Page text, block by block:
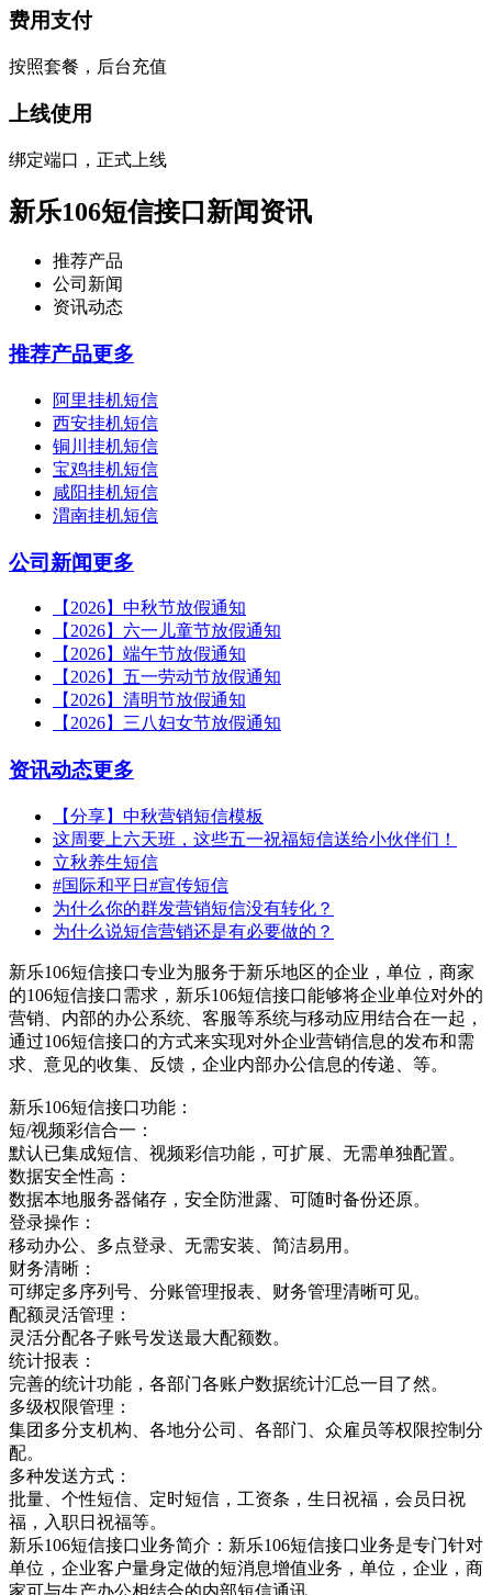
费用支付
按照套餐，后台充值
上线使用
绑定端口，正式上线
新乐106短信接口新闻资讯
推荐产品
公司新闻
资讯动态
推荐产品更多
阿里挂机短信
西安挂机短信
铜川挂机短信
宝鸡挂机短信
咸阳挂机短信
渭南挂机短信
公司新闻更多
【2026】中秋节放假通知
【2026】六一儿童节放假通知
【2026】端午节放假通知
【2026】五一劳动节放假通知
【2026】清明节放假通知
【2026】三八妇女节放假通知
资讯动态更多
【分享】中秋营销短信模板
这周要上六天班，这些五一祝福短信送给小伙伴们！
立秋养生短信
#国际和平日#宣传短信
为什么你的群发营销短信没有转化？
为什么说短信营销还是有必要做的？
新乐106短信接口专业为服务于新乐地区的企业，单位，商家
的106短信接口需求，新乐106短信接口能够将企业单位对外的
营销、内部的办公系统、客服等系统与移动应用结合在一起，
通过106短信接口的方式来实现对外企业营销信息的发布和需
求、意见的收集、反馈，企业内部办公信息的传递、等。
新乐106短信接口功能：
短/视频彩信合一：
默认已集成短信、视频彩信功能，可扩展、无需单独配置。
数据安全性高：
数据本地服务器储存，安全防泄露、可随时备份还原。
登录操作：
移动办公、多点登录、无需安装、简洁易用。
财务清晰：
可绑定多序列号、分账管理报表、财务管理清晰可见。
配额灵活管理：
灵活分配各子账号发送最大配额数。
统计报表：
完善的统计功能，各部门各账户数据统计汇总一目了然。
多级权限管理：
集团多分支机构、各地分公司、各部门、众雇员等权限控制分
配。
多种发送方式：
批量、个性短信、定时短信，工资条，生日祝福，会员日祝
福，入职日祝福等。
新乐106短信接口业务简介：新乐106短信接口业务是专门针对
单位，企业客户量身定做的短消息增值业务，单位，企业，商
家可与生产办公相结合的内部短信通讯，